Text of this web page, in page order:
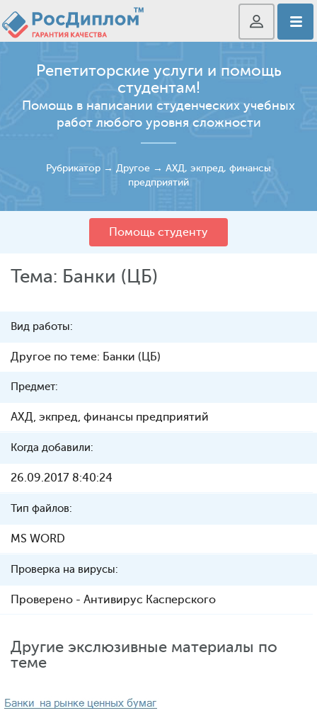
Репетиторские услуги и помощь
студентам!
Помощь в написании студенческих учебных
работ любого уровня сложности
Рубрикатор → Другое → АХД, экпред, финансы
предприятий
Помощь студенту
Тема: Банки (ЦБ)
Вид работы:
Другое по теме: Банки (ЦБ)
Предмет:
АХД, экпред, финансы предприятий
Когда добавили:
26.09.2017 8:40:24
Тип файлов:
MS WORD
Проверка на вирусы:
Проверено - Антивирус Касперского
Другие экслюзивные материалы по
теме